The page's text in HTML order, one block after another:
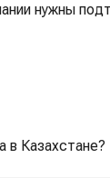
нужны
в Казахстане?